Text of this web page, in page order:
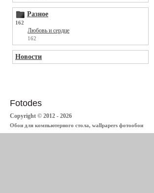
Разное
162
Любовь и сердце
162
Новости
Fotodes
Copyright © 2012 - 2026
Обои для компьютерного стола, wallpapers фотообои